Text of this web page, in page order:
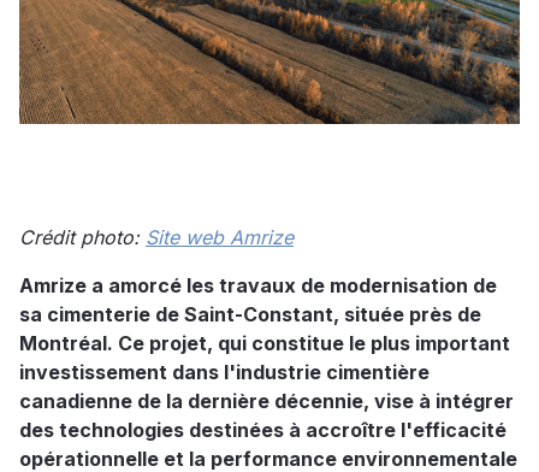
Crédit photo: Site web Amrize
Amrize a amorcé les travaux de modernisation de
sa cimenterie de Saint-Constant, située près de
Montréal. Ce projet, qui constitue le plus important
investissement dans l'industrie cimentière
canadienne de la dernière décennie, vise à intégrer
des technologies destinées à accroître l'efficacité
opérationnelle et la performance environnementale